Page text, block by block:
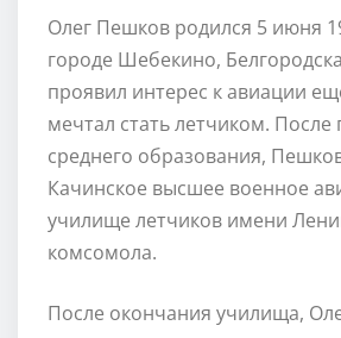
Олег Пешков родился 5 июня
городе Шебекино,
проявил интерес к авиации
мечтал стать летчиком. После
среднего образования,
Качинское высшее военное
училище летчиков имени
комсомола.
После окончания училища,